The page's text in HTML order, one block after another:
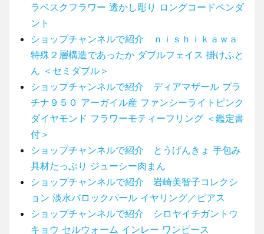
ラベスクフラワー 透かし彫り ロングコードペンダ
ント
ショップチャンネルで紹介 ｎｉｓｈｉｋａｗａ
特殊２層構造であったか ダブルフェイス 掛けふと
ん ＜セミダブル＞
ショップチャンネルで紹介 ディアマザール プラ
チナ９５０ アーガイル産 ファンシーライトピンク
ダイヤモンド フラワーモティーフリング ＜鑑定書
付＞
ショップチャンネルで紹介 とうげんきょ 手包み
具材たっぷり ジューシー肉まん
ショップチャンネルで紹介 岩崎美智子コレクシ
ョン 淡水バロックパール イヤリング／ピアス
ショップチャンネルで紹介 シロヤイチガントウ
キョウ セルウォーム インレー ワンピース